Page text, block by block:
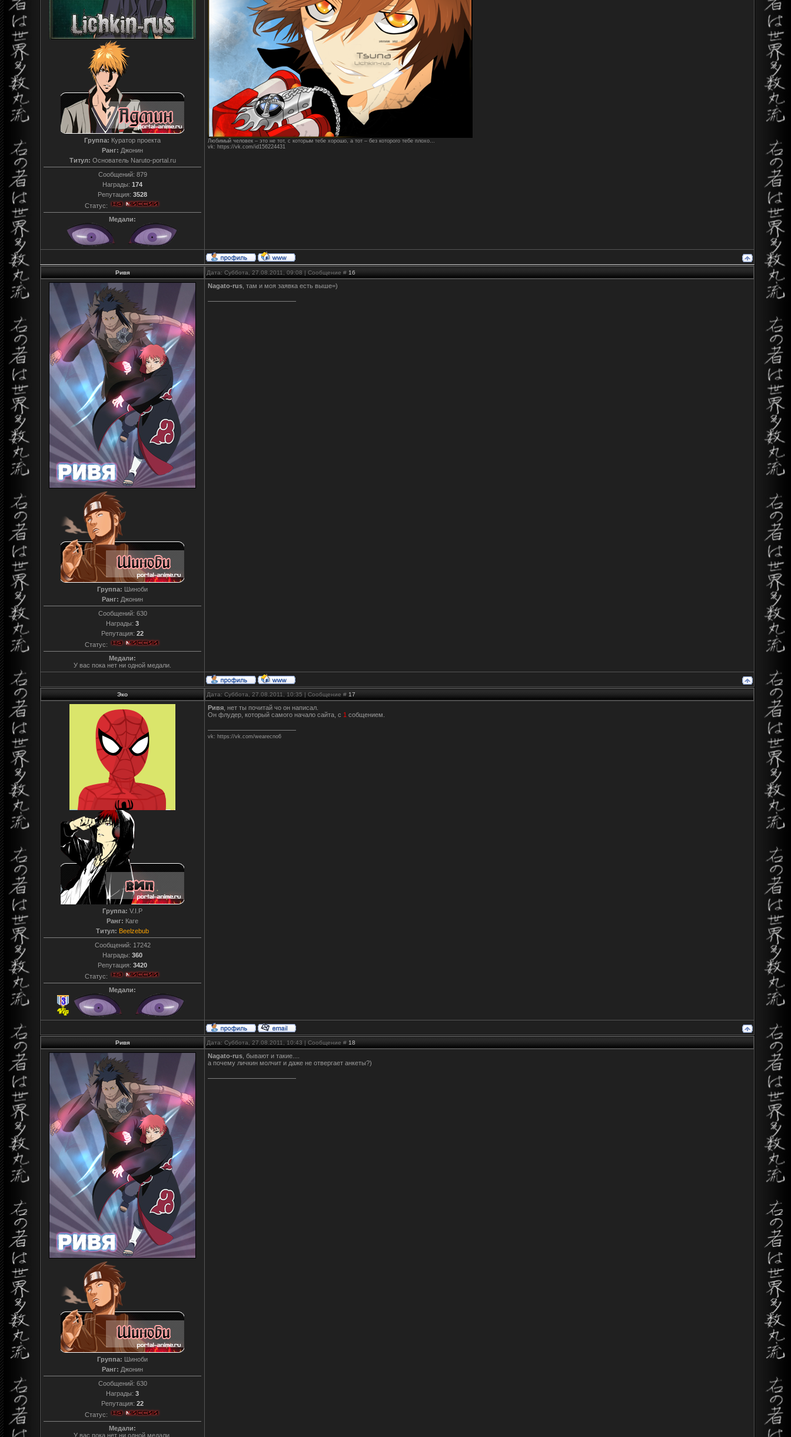
Группа: Куратор проекта
Ранг: Джонин
Титул: Основатель Naruto-portal.ru
Сообщений: 879
Награды: 174
Репутация: 3528
Статус:
Медали:
Любимый человек – это не тот, с которым тебе хорошо, а тот – без которого тебе плохо…
vk: https://vk.com/id156224431
Ривя Дата: Суббота, 27.08.2011, 09:08 | Сообщение # 16
Группа: Шиноби
Ранг: Джонин
Сообщений: 630
Награды: 3
Репутация: 22
Статус:
Медали:
У вас пока нет ни одной медали.
Nagato-rus , там и моя заявка есть выше=)
Эко Дата: Суббота, 27.08.2011, 10:35 | Сообщение # 17
Группа: V.I.P
Ранг: Каге
Титул: Beelzebub
Сообщений: 17242
Награды: 360
Репутация: 3420
Статус:
Медали:
Ривя , нет ты почитай чо он написал.
Он флудер, который самого начало сайта, с 1 собщением.
vk: https://vk.com/wearecno6
Ривя Дата: Суббота, 27.08.2011, 10:43 | Сообщение # 18
Группа: Шиноби
Ранг: Джонин
Сообщений: 630
Награды: 3
Репутация: 22
Статус:
Медали:
У вас пока нет ни одной медали.
Nagato-rus , бывают и такие....
а почему личкин молчит и даже не отвергает анкеты?)